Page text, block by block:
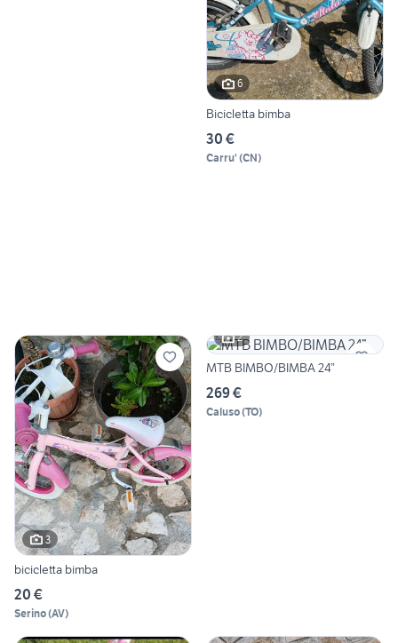
6
Bicicletta bimba
30 €
Carru' (CN)
3
bicicletta bimba
20 €
Serino(AV)
2
MTB BIMBO/BIMBA 24”
269 €
Caluso(TO)